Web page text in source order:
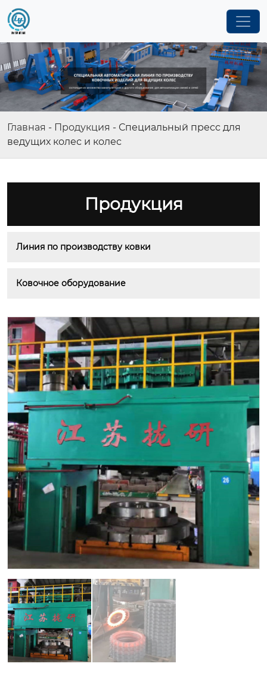
Главная - Продукция - Специальный пресс для
ведущих колес и колес
Продукция
Линия по производству ковки
Ковочное оборудование